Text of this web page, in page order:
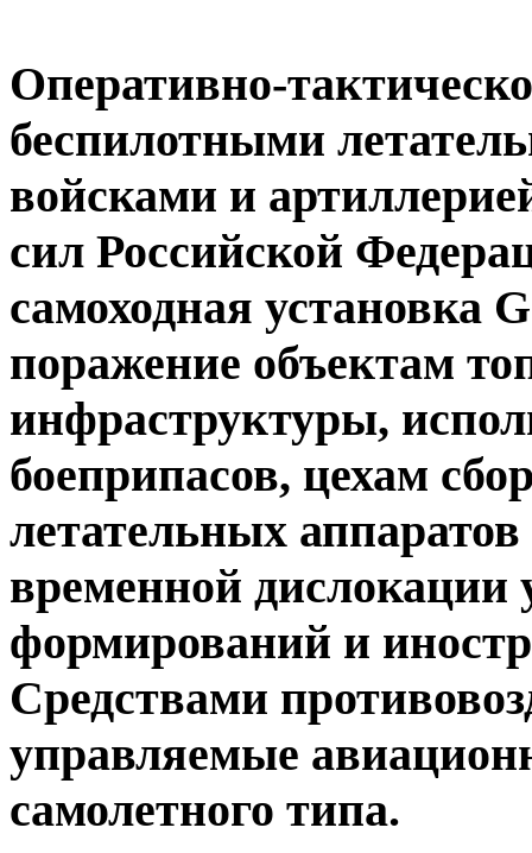
Оперативно-
беспилотными
войсками и
сил Российской
самоходная установка
поражение объектам
инфраструктуры,
боеприпасов, цехам
летательных
временной
формирований и
Средствами
управляемые
самолетного типа.